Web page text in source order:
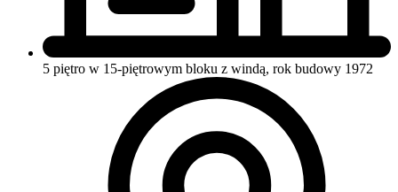
5 piętro w 15-piętrowym bloku z windą, rok budowy 1972